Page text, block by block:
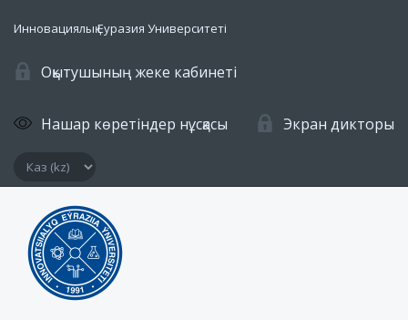
Инновациялық Еуразия Университеті
Оқытушының жеке кабинеті
Нашар көретіндер нұсқасы Экран дикторы